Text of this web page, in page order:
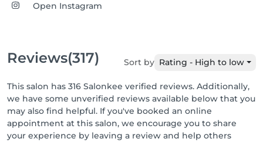
Open Instagram
Reviews(317) Sort by Rating - High to low
This salon has 316 Salonkee verified reviews. Additionally,
we have some unverified reviews available below that you
may also find helpful. If you've booked an online
appointment at this salon, we encourage you to share
your experience by leaving a review and help others